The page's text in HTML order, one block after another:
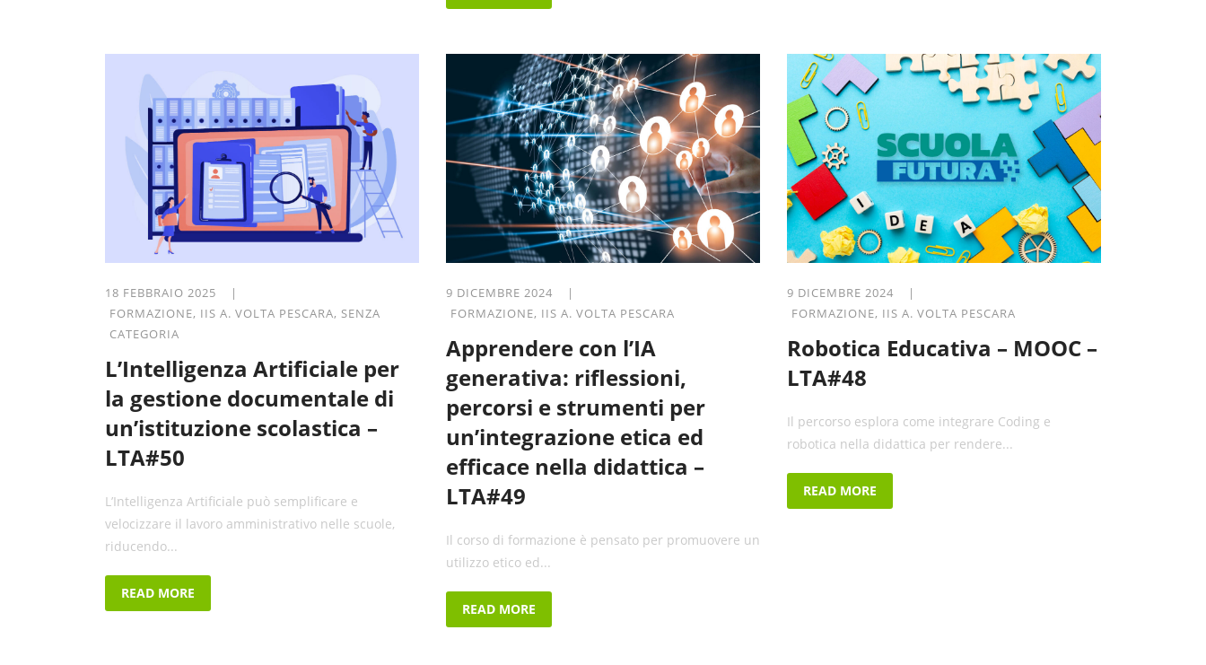
18 FEBBRAIO 2025 |
FORMAZIONE, IIS A. VOLTA PESCARA, SENZA
CATEGORIA
L’Intelligenza Artificiale per
la gestione documentale di
un’istituzione scolastica –
LTA#50
L’Intelligenza Artificiale può semplificare e
velocizzare il lavoro amministrativo nelle scuole,
riducendo...
READ MORE
9 DICEMBRE 2024 |
FORMAZIONE, IIS A. VOLTA PESCARA
Apprendere con l’IA
generativa: riflessioni,
percorsi e strumenti per
un’integrazione etica ed
efficace nella didattica –
LTA#49
Il corso di formazione è pensato per promuovere un
utilizzo etico ed...
READ MORE
9 DICEMBRE 2024 |
FORMAZIONE, IIS A. VOLTA PESCARA
Robotica Educativa – MOOC –
LTA#48
Il percorso esplora come integrare Coding e
robotica nella didattica per rendere...
READ MORE